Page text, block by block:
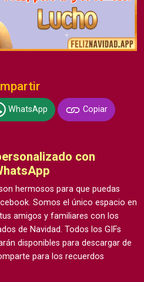
WhatsApp Copiar
con
hermosos para que puedas
Somos el único espacio en
amigos y familiares con los
de Navidad. Todos los GIFs
disponibles para descargar de
para los recuerdos